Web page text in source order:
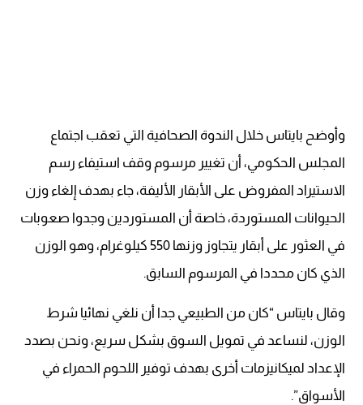
وأوضح بايتاس خلال الندوة الصحافية التي تعقب اجتماع
المجلس الحكومي، أن تغيير مرسوم وقف استيفاء رسم
الاستيراد المفروض على الأبقار الأليفة، جاء بهدف إلغاء وزن
الحيوانات المستوردة، خاصة أن المستوردين وجدوا صعوبات
في العثور على أبقار يتجاوز وزنها 550 كيلوغرام، وهو الوزن
الذي كان محددا في المرسوم السابق.
وقال بايتاس “كان من الطبيعي جدا أن نلغي نهائيا شرط
الوزن، لنساعد في تمويل السوق بشكل سريع، ونحن بصدد
الإعداد لميكانيزمات أخرى بهدف توفير اللحوم الحمراء في
الأسواق”.